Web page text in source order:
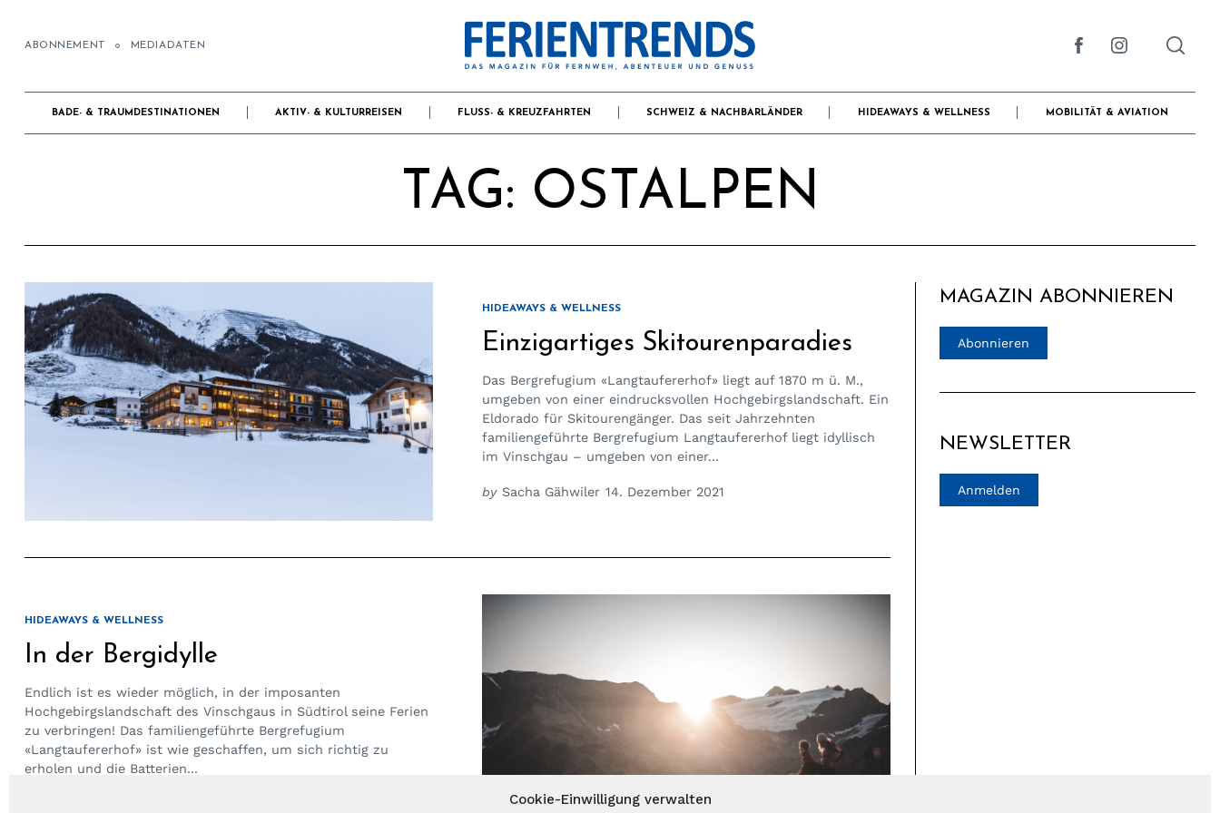
Cookie-Einwilligung verwalten
ABONNEMENT MEDIADATEN
BADE- & TRAUMDESTINATIONEN AKTIV- & KULTURREISEN FLUSS- & KREUZFAHRTEN SCHWEIZ & NACHBARLÄNDER HIDEAWAYS & WELLNESS MOBILITÄT & AVIATION
TAG: OSTALPEN
HIDEAWAYS & WELLNESS
Einzigartiges Skitourenparadies
Das Bergrefugium «Langtaufererhof» liegt auf 1870 m ü. M.,
umgeben von einer eindrucksvollen Hochgebirgslandschaft. Ein
Eldorado für Skitourengänger. Das seit Jahrzehnten
familiengeführte Bergrefugium Langtaufererhof liegt idyllisch
im Vinschgau – umgeben von einer...
by Sacha Gähwiler 14. Dezember 2021
HIDEAWAYS & WELLNESS
In der Bergidylle
Endlich ist es wieder möglich, in der imposanten
Hochgebirgslandschaft des Vinschgaus in Südtirol seine Ferien
zu verbringen! Das familiengeführte Bergrefugium
«Langtaufererhof» ist wie geschaffen, um sich richtig zu
erholen und die Batterien...
MAGAZIN ABONNIEREN
Abonnieren
NEWSLETTER
Anmelden